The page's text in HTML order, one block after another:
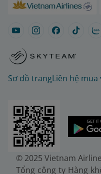
Sơ đồ trangLiên hệ mua
© 2025 Vietnam
Tổng công ty Hàng